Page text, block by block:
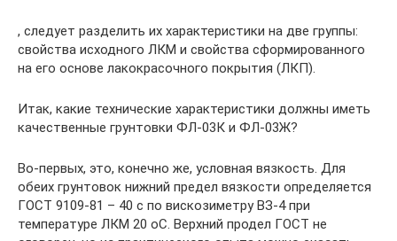
, следует разделить их характеристики на две группы:
свойства исходного ЛКМ и свойства сформированного
на его основе лакокрасочного покрытия (ЛКП).
Итак, какие технические характеристики должны иметь
качественные грунтовки ФЛ-03К и ФЛ-03Ж?
Во-первых, это, конечно же, условная вязкость. Для
обеих грунтовок нижний предел вязкости определяется
ГОСТ 9109-81 – 40 с по вискозиметру ВЗ-4 при
температуре ЛКМ 20 оС. Верхний продел ГОСТ не